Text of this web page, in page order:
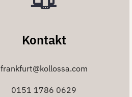
Kontakt
frankfurt@kollossa.com
0151 1786 0629